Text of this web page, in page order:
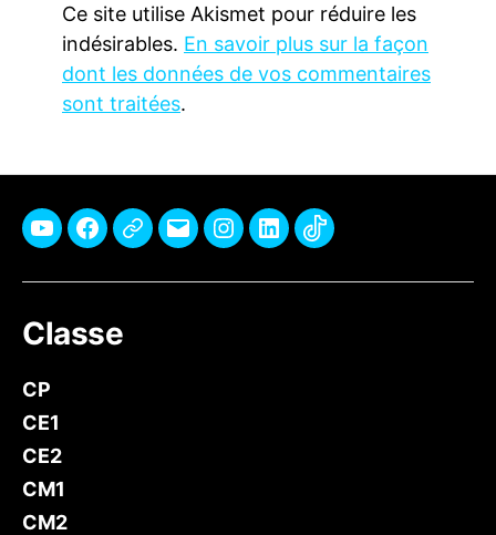
Ce site utilise Akismet pour réduire les
indésirables. En savoir plus sur la façon
dont les données de vos commentaires
sont traitées.
YoutubeFacebook
Pinterest
E-
Instagram
LinkedinTikTok
Classe
CP
CE1
CE2
CM1
CM2